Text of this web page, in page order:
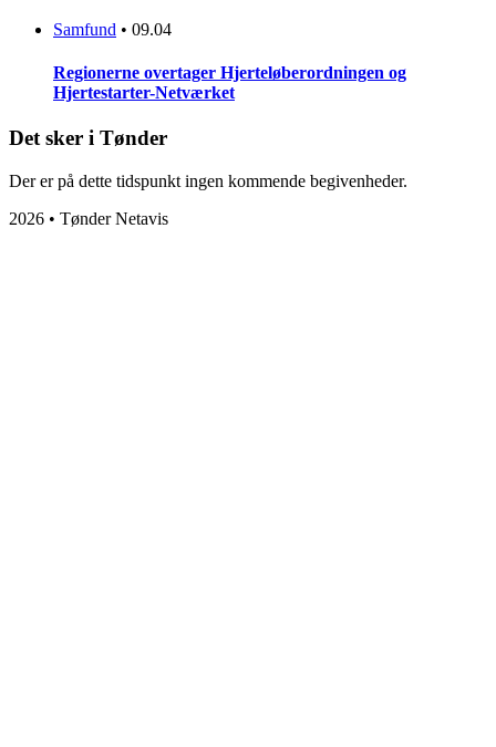
Samfund • 09.04
Regionerne overtager Hjerteløberordningen og
Hjertestarter-Netværket
Det sker i Tønder
Der er på dette tidspunkt ingen kommende begivenheder.
2026 • Tønder Netavis